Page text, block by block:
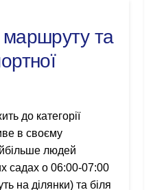
маршруту та
до категорії
в своєму
людей
садах о 06:00-07:00
на ділянки) та біля